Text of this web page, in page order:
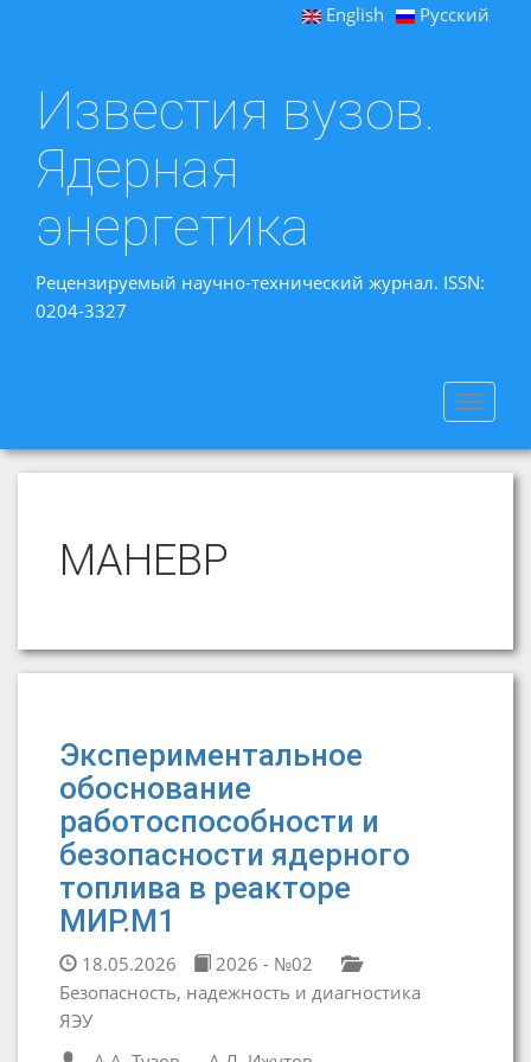
English Русский
Известия вузов.
Ядерная
энергетика
Рецензируемый научно-технический журнал. ISSN:
0204-3327
Toggle
МАНЕВР
Экспериментальное
обоснование
работоспособности и
безопасности ядерного
топлива в реакторе
МИР.М1
18.05.2026
2026 - №02
Безопасность, надежность и диагностика
ЯЭУ